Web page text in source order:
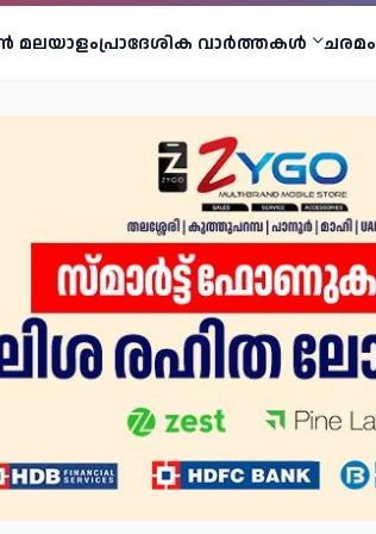
മലയാളംപ്രാദേശിക വാര്‍ത്തകള്‍ ചരമം